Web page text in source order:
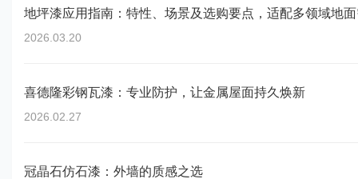
地坪漆应用指南：特性、场景及选购要点，适配多领域地
2026.03.20
喜德隆彩钢瓦漆：专业防护，让金属屋面持久焕新
2026.02.27
冠晶石仿石漆：外墙的质感之选